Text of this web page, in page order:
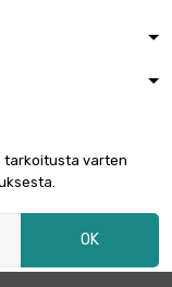
tarkoitusta varten
OK